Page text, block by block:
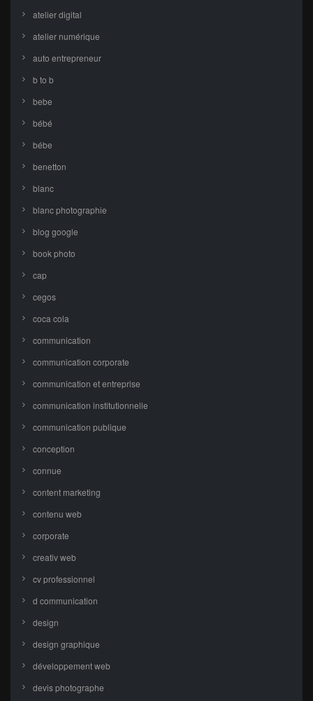
atelier digital
atelier numérique
auto entrepreneur
b to b
bebe
bébé
bébe
benetton
blanc
blanc photographie
blog google
book photo
cap
cegos
coca cola
communication
communication corporate
communication et entreprise
communication institutionnelle
communication publique
conception
connue
content marketing
contenu web
corporate
creativ web
cv professionnel
d communication
design
design graphique
développement web
devis photographe